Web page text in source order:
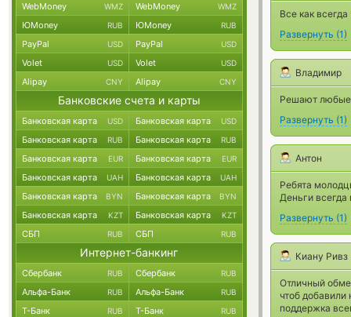
Все как
Развернуть (1)
Владимир
Решают любые
Развернуть (1)
Антон
Ребята
Деньги всегда
Развернуть (1)
Киану Ривз
Отличный
чтоб добавили
поддержка
WebMoney WMZ WebMoney WMZ
ЮMoney RUB ЮMoney RUB
PayPal USD PayPal USD
Volet USD Volet USD
Alipay CNY Alipay CNY
Банковские счета и карты
Банковская карта USD Банковская карта USD
Банковская карта RUB Банковская карта RUB
Банковская карта EUR Банковская карта EUR
Банковская карта UAH Банковская карта UAH
Банковская карта BYN Банковская карта BYN
Банковская карта KZT Банковская карта KZT
СБП RUB СБП RUB
Интернет-банкинг
Сбербанк RUB Сбербанк RUB
Альфа-Банк RUB Альфа-Банк RUB
Т-Банк RUB Т-Банк RUB